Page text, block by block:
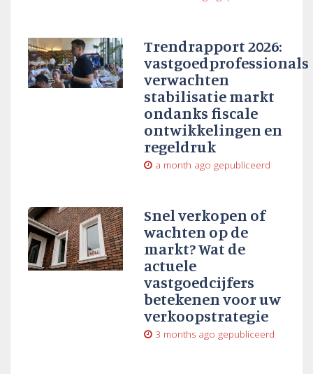
Trendrapport 2026:
vastgoedprofessionals
verwachten
stabilisatie markt
ondanks fiscale
ontwikkelingen en
regeldruk
a month ago gepubliceerd
Snel verkopen of
wachten op de
markt? Wat de
actuele
vastgoedcijfers
betekenen voor uw
verkoopstrategie
3 months ago gepubliceerd